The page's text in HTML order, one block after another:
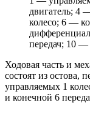
двигатель; 4
колесо; 6 —
передач; 10 —
Ходовая часть и
состоят из остова,
управляемых 1
и конечной 6